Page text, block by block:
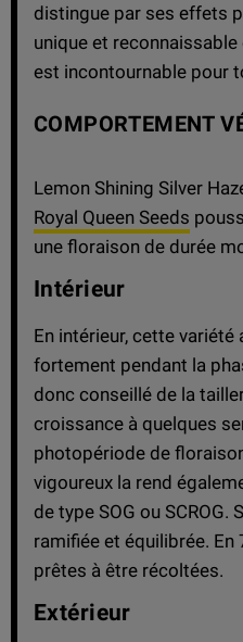
distingue par ses effets
unique et
est incontournable pour
COMPORTEMENT
Lemon Shining Silver
Royal Queen Seeds
une floraison de durée
Intérieur
En intérieur, cette variété
fortement pendant la
donc conseillé de la
croissance à quelques
photopériode de
vigoureux la rend
de type SOG ou SCROG.
ramifiée et équilibrée.
prêtes à être récoltées.
Extérieur